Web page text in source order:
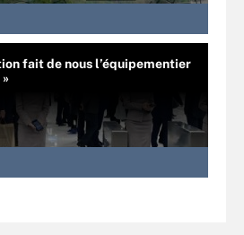
fait de nous l’équipementier